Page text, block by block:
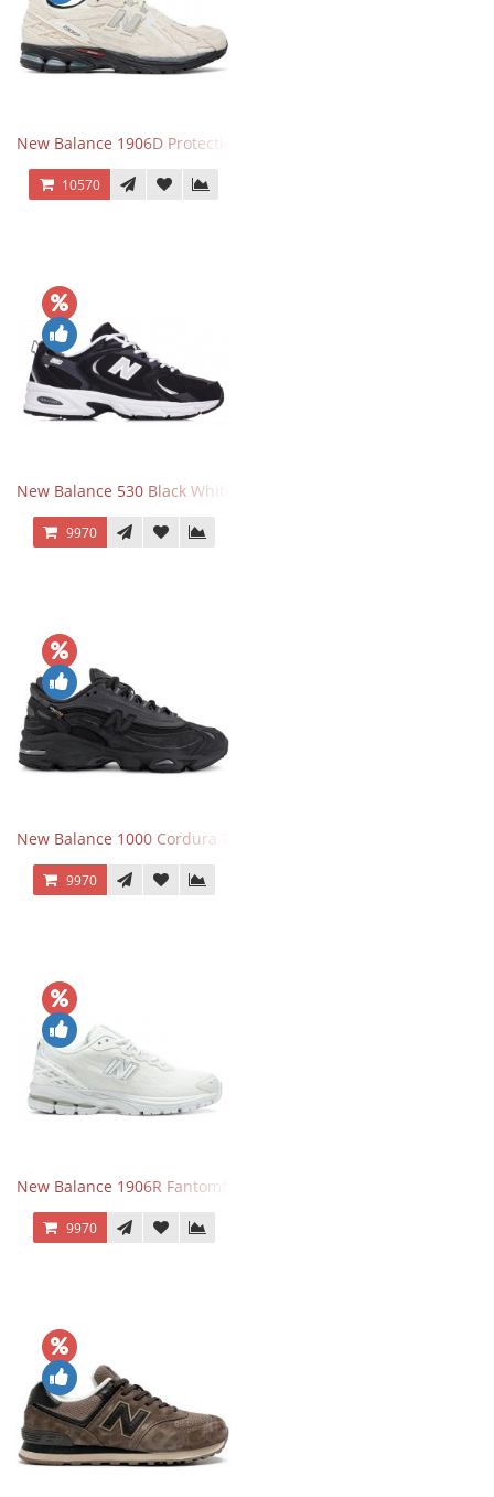
New Balance 1906D Protection Pack Turtledove
10570
New Balance 530 Black White Silver
9970
New Balance 1000 Cordura Trainers Black Cement
9970
New Balance 1906R Fantomfit White
9970